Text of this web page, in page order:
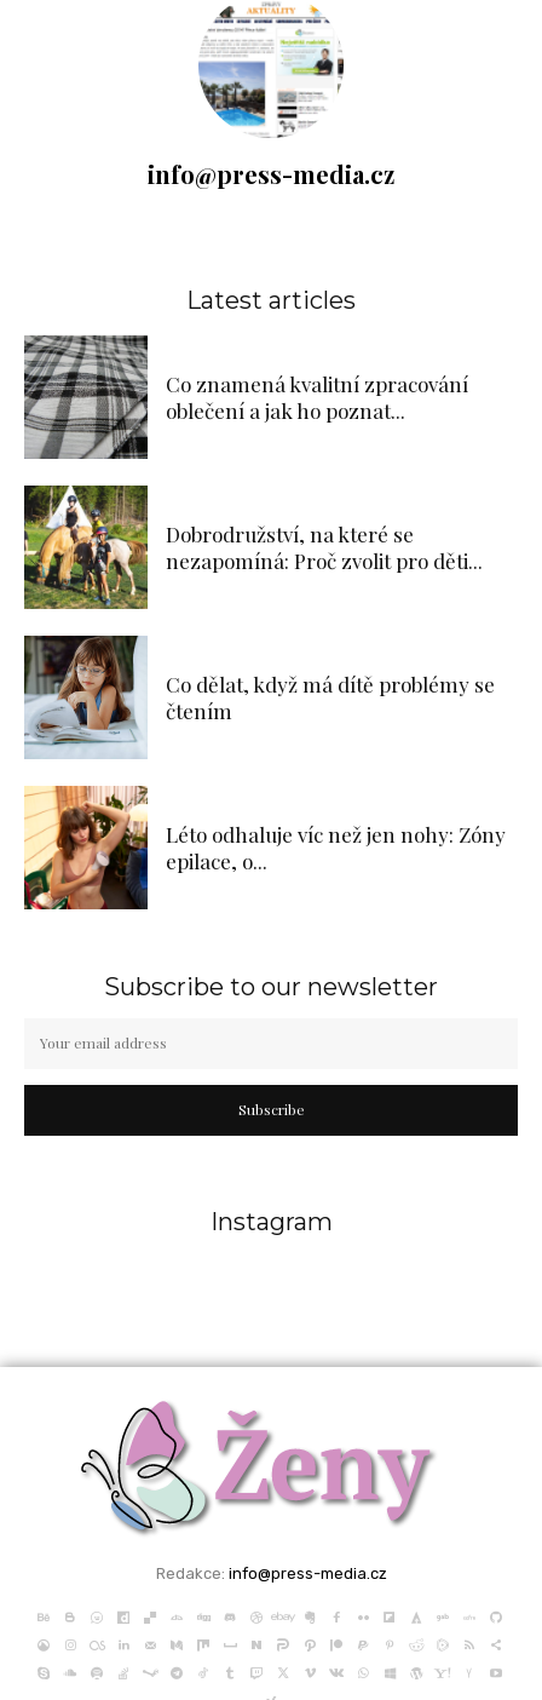
info@press-media.cz
Latest articles
Co znamená kvalitní zpracování
oblečení a jak ho poznat...
Dobrodružství, na které se
nezapomíná: Proč zvolit pro děti...
Co dělat, když má dítě problémy se
čtením
Léto odhaluje víc než jen nohy: Zóny
epilace, o...
Subscribe to our newsletter
Subscribe
Instagram
Redakce: info@press-media.cz